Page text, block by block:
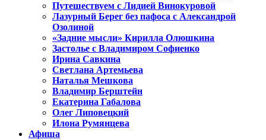
Путешествуем с Лидией Винокуровой
Лазурный Берег без пафоса с Александрой
Озолиной
«Задние мысли» Кирилла Олюшкина
Застолье с Владимиром Софиенко
Ирина Савкина
Светлана Артемьева
Наталья Мешкова
Владимир Берштейн
Екатерина Габалова
Олег Липовецкий
Илона Румянцева
Афиша